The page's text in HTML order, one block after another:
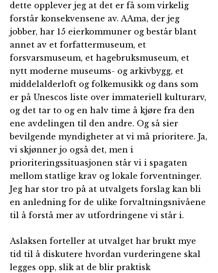
dette opplever jeg at det er få som virkelig
forstår konsekvensene av. AAma, der jeg
jobber, har 15 eierkommuner og består blant
annet av et forfattermuseum, et
forsvarsmuseum, et hagebruksmuseum, et
nytt moderne museums- og arkivbygg, et
middelalderloft og folkemusikk og dans som
er på Unescos liste over immateriell kulturarv,
og det tar to og en halv time å kjøre fra den
ene avdelingen til den andre. Og så sier
bevilgende myndigheter at vi må prioritere. Ja,
vi skjønner jo også det, men i
prioriteringssituasjonen står vi i spagaten
mellom statlige krav og lokale forventninger.
Jeg har stor tro på at utvalgets forslag kan bli
en anledning for de ulike forvaltningsnivåene
til å forstå mer av utfordringene vi står i.
Aslaksen forteller at utvalget har brukt mye
tid til å diskutere hvordan vurderingene skal
legges opp, slik at de blir praktisk